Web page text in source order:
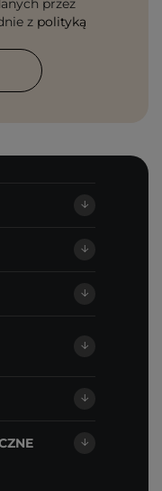
przez
z polityką